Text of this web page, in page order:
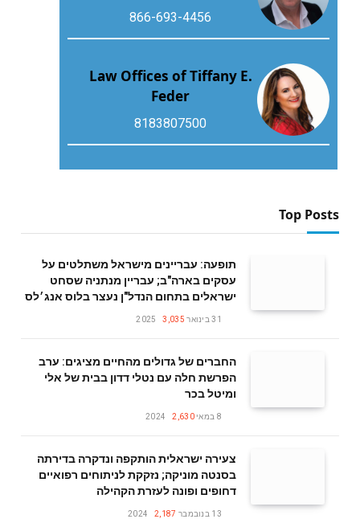
866-693-4456
Law Offices of Tiffany E.
Feder
8183807500
Top Posts
תופעה: עבריינים מישראל משתלטים על
עסקים בארה"ב; עבריין מנתניה שסחט
ישראלים בתחום הנדל"ן נעצר בלוס אנג׳לס
31 בינואר 2025 3,035
החברים של גדולים מהחיים מציגים: ערב
הפרשת חלה עם נטלי דדון בבית של אלי
ומיטל בכר
8 במאי 2024 2,630
צעירה ישראלית הותקפה ונדקרה בדירתה
בסנטה מוניקה; נזקקת לניתוחים רפואיים
דחופים ופונה לעזרת הקהילה
13 בנובמבר 2024 2,187